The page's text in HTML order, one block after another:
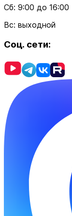
Cб: 9:00 до 16:00
Вс: выходной
Соц. сети: